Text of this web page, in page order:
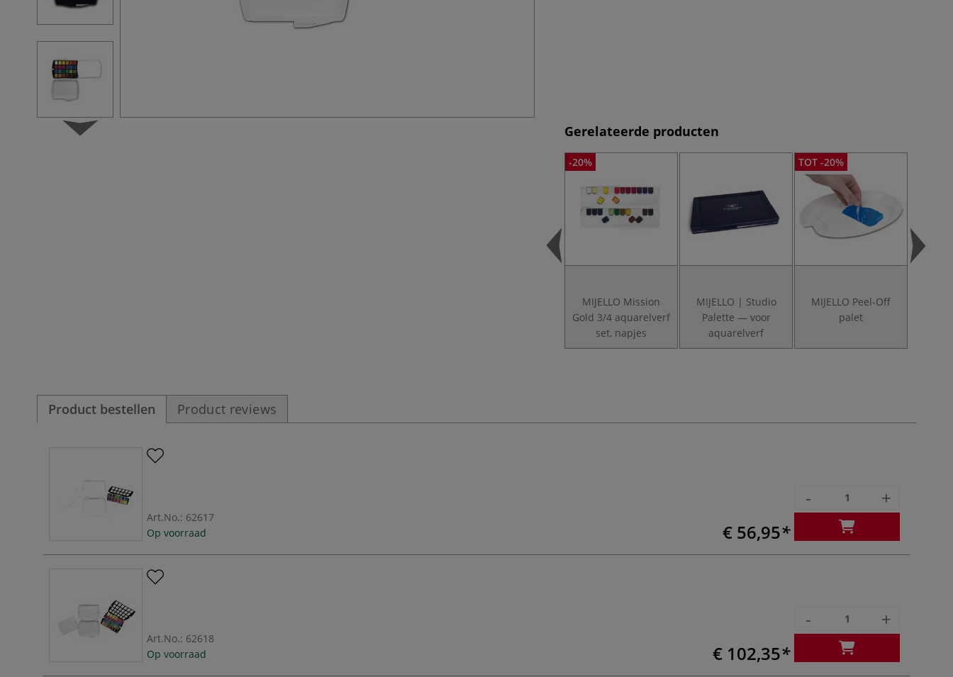
Gerelateerde producten
-20%
MIJELLO Mission
Gold 3/4 aquarelverf
set, napjes
MIJELLO | Studio
Palette — voor
aquarelverf
TOT -20%
MIJELLO Peel-Off
palet
Product bestellen Product reviews
Art.No.: 62617
Op voorraad
€ 56,95
- +
Art.No.: 62618
Op voorraad
€ 102,35
- +